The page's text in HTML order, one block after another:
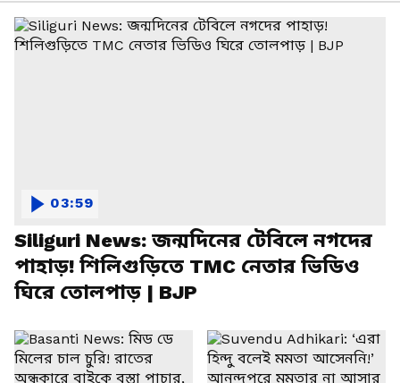
Siliguri News: জন্মদিনের টেবিলে নগদের
পাহাড়! শিলিগুড়িতে TMC নেতার ভিডিও
ঘিরে তোলপাড় | BJP
03:59